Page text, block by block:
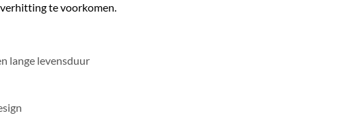
te voorkomen.
lange levensduur